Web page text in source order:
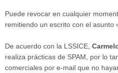
Puede revocar en cualquier
remitiendo un escrito con el asunto
De acuerdo con la LSSICE,
realiza prácticas de SPAM, por lo
comerciales por e-mail que no